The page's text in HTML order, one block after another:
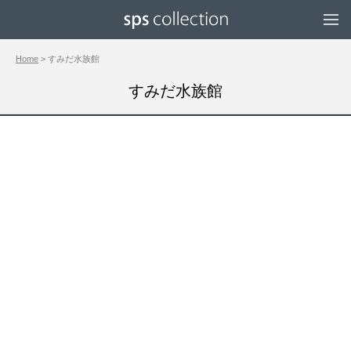
Home > すみだ水族館
すみだ水族館